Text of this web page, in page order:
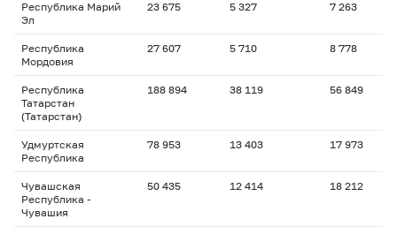
Республика Марий
Эл
23 675 5 327 7 263
Республика
Мордовия
27 607 5 710 8 778
Республика
Татарстан
(Татарстан)
188 894 38 119 56 849
Удмуртская
Республика
78 953 13 403 17 973
Чувашская
Республика -
Чувашия
50 435 12 414 18 212